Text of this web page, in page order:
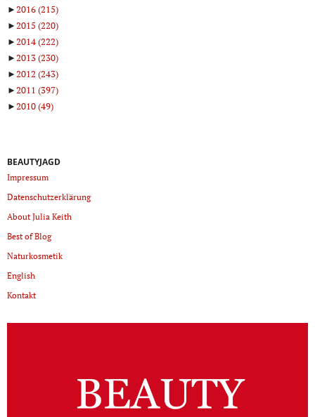
►2016(215)
►2015 (220)
►2014(222)
►2013(230)
►2012 (243)
►2011 (397)
►2010(49)
BEAUTYJAGD
Impressum
Datenschutzerklärung
About Julia Keith
Best of Blog
Naturkosmetik
English
Kontakt